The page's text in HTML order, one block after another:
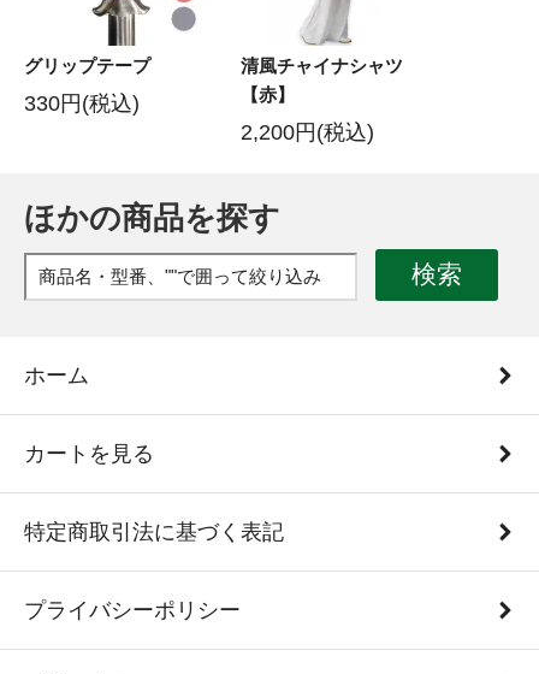
グリップテープ
330円(税込)
清風チャイナシャツ
【赤】
2,200円(税込)
ほかの商品を探す
検索
ホーム
カートを見る
特定商取引法に基づく表記
プライバシーポリシー